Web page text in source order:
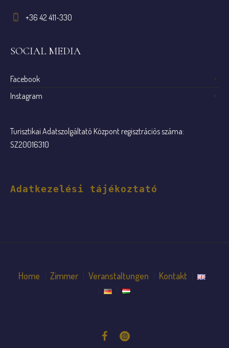
+36 42 411-330
SOCIAL MEDIA
Facebook
Instagram
Turisztikai Adatszolgáltató Központ regisztrációs száma:
SZ20016310
Adatkezelési tájékoztató
Home Zimmer Veranstaltungen Kontakt